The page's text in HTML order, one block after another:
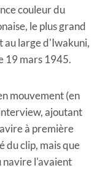
couleur du
le plus grand
au large d'Iwakuni,
19 mars 1945.
mouvement (en
ajoutant
à première
du clip, mais que
navire l'avaient